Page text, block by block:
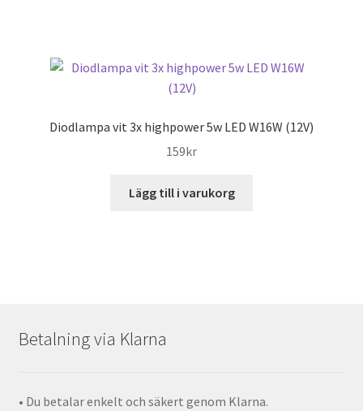
Diodlampa vit 3x highpower 5w LED W16W (12V)
159kr
Lägg till i varukorg
Betalning via Klarna
• Du betalar enkelt och säkert genom Klarna.